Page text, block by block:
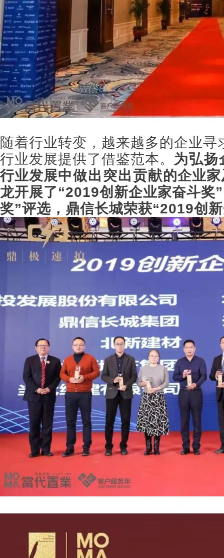
随着行业转变，越来越多的企业寻
行业发展提供了借鉴范本。 为弘扬
行业发展中做出突出贡献的企业
龙开展了“2019创新企业家奋斗奖
奖”评选，鼎信长城荣获“2019创